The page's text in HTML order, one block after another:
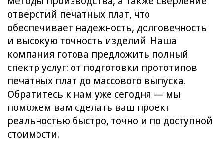
отверстий печатных плат, что
обеспечивает надежность, долговечность
и высокую точность изделий. Наша
компания готова предложить полный
спектр услуг: от подготовки прототипов
печатных плат до массового выпуска.
Обратитесь к нам уже сегодня — мы
поможем вам сделать ваш проект
реальностью быстро, точно и по доступной
стоимости.